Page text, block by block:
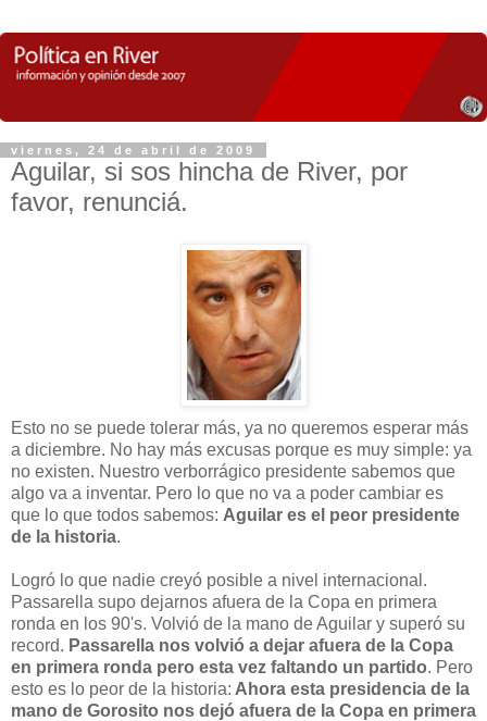
viernes, 24 de abril de 2009
Aguilar, si sos hincha de River, por
favor, renunciá.
Esto no se puede tolerar más, ya no queremos esperar más
a diciembre. No hay más excusas porque es muy simple: ya
no existen. Nuestro verborrágico presidente sabemos que
algo va a inventar. Pero lo que no va a poder cambiar es
que lo que todos sabemos: Aguilar es el peor presidente
de la historia.
Logró lo que nadie creyó posible a nivel internacional.
Passarella supo dejarnos afuera de la Copa en primera
ronda en los 90's. Volvió de la mano de Aguilar y superó su
record. Passarella nos volvió a dejar afuera de la Copa
en primera ronda pero esta vez faltando un partido. Pero
esto es lo peor de la historia: Ahora esta presidencia de la
mano de Gorosito nos dejó afuera de la Copa en primera